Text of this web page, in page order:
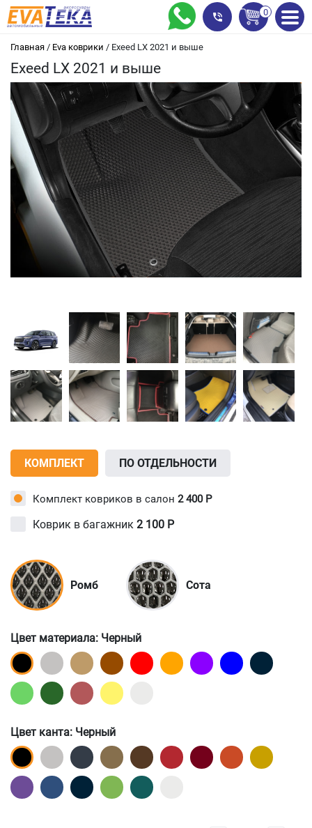
Главная / Eva коврики / Exeed LX 2021 и выше
Exeed LX 2021 и выше
КОМПЛЕКТ ПО ОТДЕЛЬНОСТИ
Комплект ковриков в салон 2 400 Р
Коврик в багажник 2 100 Р
Ромб Сота
Цвет материала: Черный
Цвет канта: Черный
0